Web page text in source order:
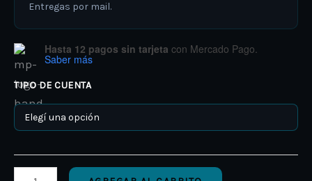
Entregas por mail.
Hasta 12 pagos sin tarjeta con Mercado Pago.
Saber más
TIPO DE CUENTA